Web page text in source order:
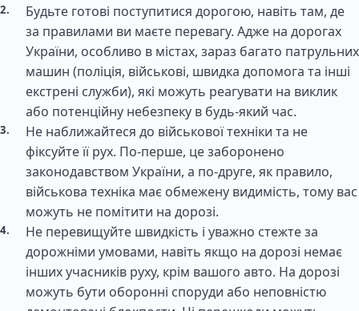
Будьте готові поступитися дорогою, навіть там, де
за правилами ви маєте перевагу. Адже на дорогах
України, особливо в містах, зараз багато патрульних
машин (поліція, військові, швидка допомога та інші
екстрені служби), які можуть реагувати на виклик
або потенційну небезпеку в будь-який час.
Не наближайтеся до військової техніки та не
фіксуйте її рух. По-перше, це заборонено
законодавством України, а по-друге, як правило,
військова техніка має обмежену видимість, тому вас
можуть не помітити на дорозі.
Не перевищуйте швидкість і уважно стежте за
дорожніми умовами, навіть якщо на дорозі немає
інших учасників руху, крім вашого авто. На дорозі
можуть бути оборонні споруди або неповністю